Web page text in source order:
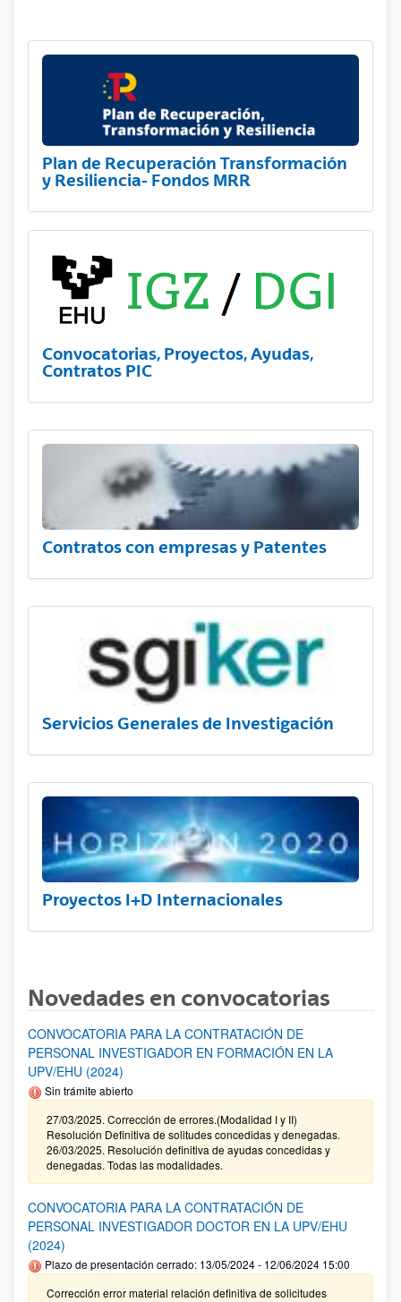
Plan de Recuperación Transformación
y Resiliencia- Fondos MRR
Convocatorias, Proyectos, Ayudas,
Contratos PIC
Contratos con empresas y Patentes
Servicios Generales de Investigación
Proyectos I+D Internacionales
Novedades en convocatorias
CONVOCATORIA PARA LA CONTRATACIÓN DE
PERSONAL INVESTIGADOR EN FORMACIÓN EN LA
UPV/EHU (2024)
Sin trámite abierto
27/03/2025. Corrección de errores.(Modalidad I y II)
Resolución Definitiva de solitudes concedidas y denegadas.
26/03/2025. Resolución definitiva de ayudas concedidas y
denegadas. Todas las modalidades.
CONVOCATORIA PARA LA CONTRATACIÓN DE
PERSONAL INVESTIGADOR DOCTOR EN LA UPV/EHU
(2024)
Plazo de presentación cerrado: 13/05/2024 - 12/06/2024 15:00
Corrección error material relación definitiva de solicitudes